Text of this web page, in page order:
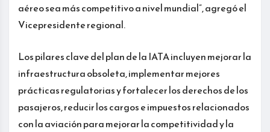
aéreo sea más competitivo a nivel mundial”, agregó el
Vicepresidente regional.
Los pilares clave del plan de la IATA incluyen mejorar la
infraestructura obsoleta, implementar mejores
prácticas regulatorias y fortalecer los derechos de los
pasajeros, reducir los cargos e impuestos relacionados
con la aviación para mejorar la competitividad y la